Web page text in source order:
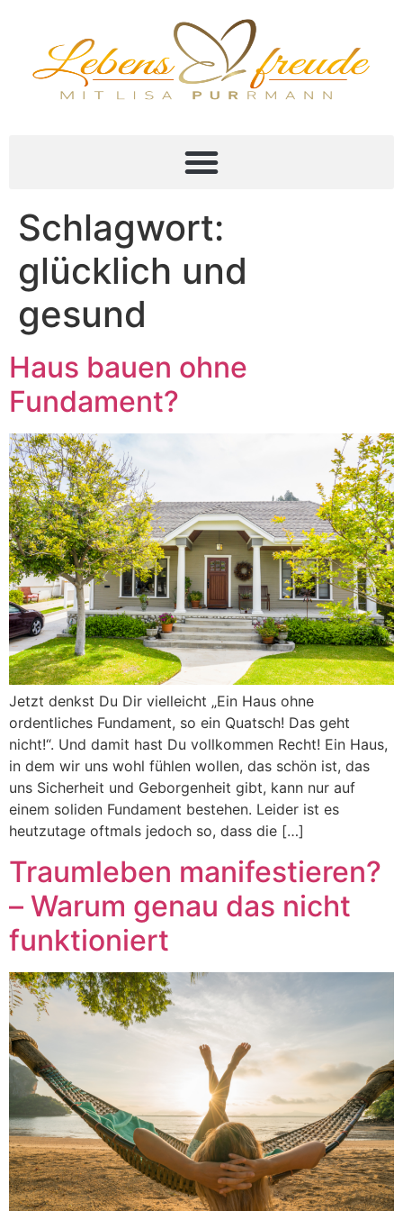
Schlagwort:
glücklich und
gesund
Haus bauen ohne
Fundament?
Jetzt denkst Du Dir vielleicht „Ein Haus ohne
ordentliches Fundament, so ein Quatsch! Das geht
nicht!“. Und damit hast Du vollkommen Recht! Ein Haus,
in dem wir uns wohl fühlen wollen, das schön ist, das
uns Sicherheit und Geborgenheit gibt, kann nur auf
einem soliden Fundament bestehen. Leider ist es
heutzutage oftmals jedoch so, dass die […]
Traumleben manifestieren?
– Warum genau das nicht
funktioniert